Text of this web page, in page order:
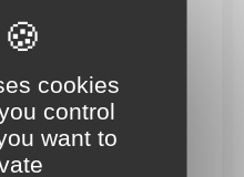
de 17H30
de 21H
cookies
control
want to